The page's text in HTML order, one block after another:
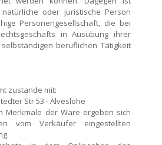
oder juristische Person
Personengesellschaft, die bei
in Ausübung ihrer
beruflichen Tätigkeit
zustande mit:
Str 53 - Alveslohe
Merkmale der Ware ergeben sich
vom Verkäufer eingestellten